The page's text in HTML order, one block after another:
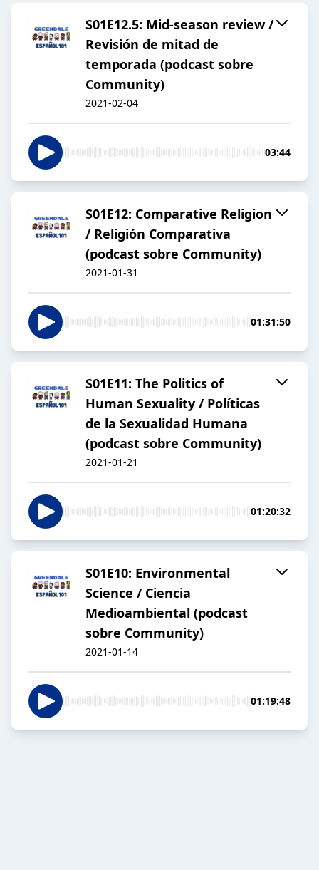
S01E12.5: Mid-season review /
Revisión de mitad de
temporada (podcast sobre
Community)
2021-02-04
03:44
S01E12: Comparative Religion
/ Religión Comparativa
(podcast sobre Community)
2021-01-31
01:31:50
S01E11: The Politics of
Human Sexuality / Políticas
de la Sexualidad Humana
(podcast sobre Community)
2021-01-21
01:20:32
S01E10: Environmental
Science / Ciencia
Medioambiental (podcast
sobre Community)
2021-01-14
01:19:48